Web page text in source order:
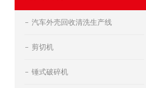
汽车外壳回收清洗生产线
剪切机
锤式破碎机